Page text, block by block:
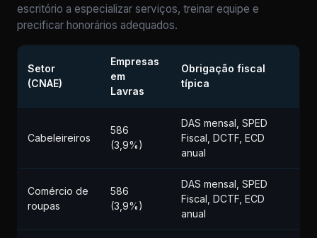
escritório a especializar serviços, treinar equipe e
precificar honorários adequados.
Setor
(CNAE)
Empresas
em
Lavras
Obrigação fiscal
típica
Cabeleireiros
586
(3,9%)
DAS mensal, SPED
Fiscal, DCTF, ECD
anual
Comércio de
roupas
586
(3,9%)
DAS mensal, SPED
Fiscal, DCTF, ECD
anual